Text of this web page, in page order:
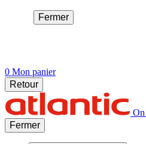
Fermer
0 Mon panier
Retour
On
Fermer